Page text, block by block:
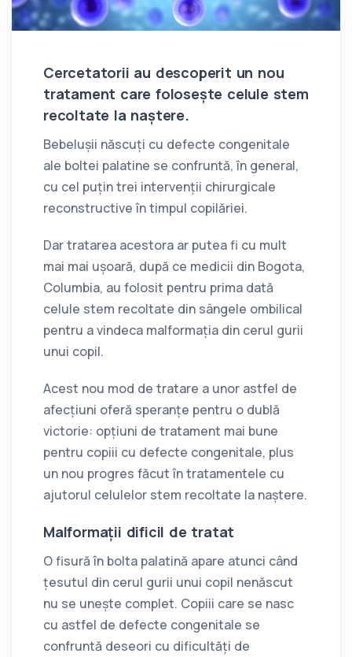
Cercetatorii au descoperit un nou
tratament care folosește celule stem
recoltate la naștere.
Bebelușii născuți cu defecte congenitale
ale boltei palatine se confruntă, în general,
cu cel puțin trei intervenții chirurgicale
reconstructive în timpul copilăriei.
Dar tratarea acestora ar putea fi cu mult
mai mai ușoară, după ce medicii din Bogota,
Columbia, au folosit pentru prima dată
celule stem recoltate din sângele ombilical
pentru a vindeca malformația din cerul gurii
unui copil.
Acest nou mod de tratare a unor astfel de
afecțiuni oferă speranțe pentru o dublă
victorie: opțiuni de tratament mai bune
pentru copiii cu defecte congenitale, plus
un nou progres făcut în tratamentele cu
ajutorul celulelor stem recoltate la naștere.
Malformații dificil de tratat
O fisură în bolta palatină apare atunci când
țesutul din cerul gurii unui copil nenăscut
nu se unește complet. Copiii care se nasc
cu astfel de defecte congenitale se
confruntă deseori cu dificultăți de